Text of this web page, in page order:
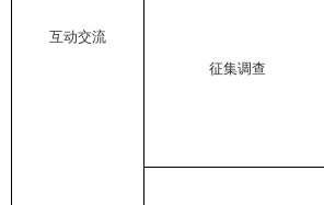
互动交流
征集调查